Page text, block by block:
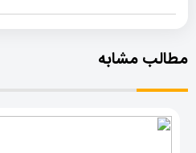
مطالب مشابه